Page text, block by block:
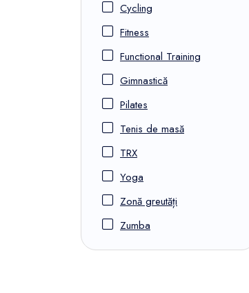
Cycling
Fitness
Functional Training
Gimnastică
Pilates
Tenis de masă
TRX
Yoga
Zonă greutăți
Zumba